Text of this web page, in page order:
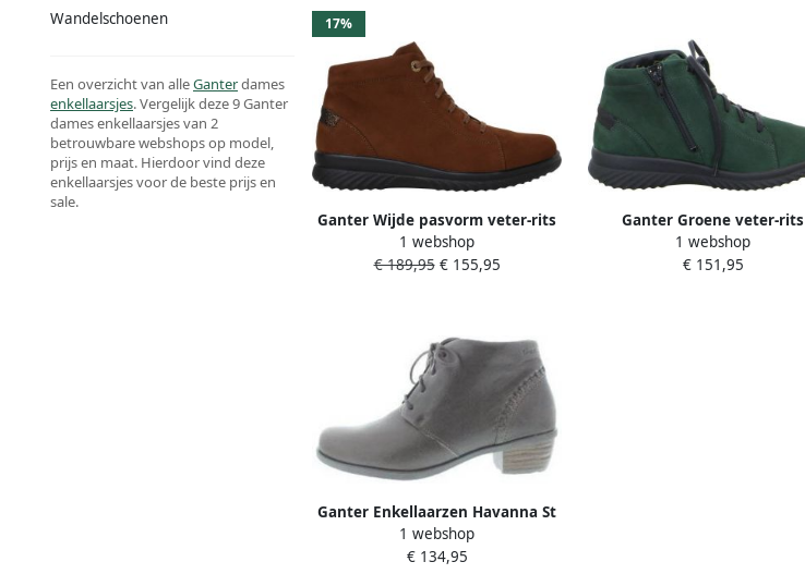
Wandelschoenen
Een overzicht van alleGanterdames
enkellaarsjes. Vergelijk deze 9 Ganter
dames enkellaarsjes van 2
betrouwbare webshops op model,
prijs en maat. Hierdoor vind deze
enkellaarsjes voor de beste prijs en
sale.
17%
Ganter Wijde pasvorm veter-rits
enkellaars Bruin
1 webshop
€ 189,95€ 155,95
Ganter Groene veter-rits
enkellaars brede pasvorm
1 webshop
€ 151,95
Ganter Enkellaarzen Havanna St
H
1 webshop
€ 134,95